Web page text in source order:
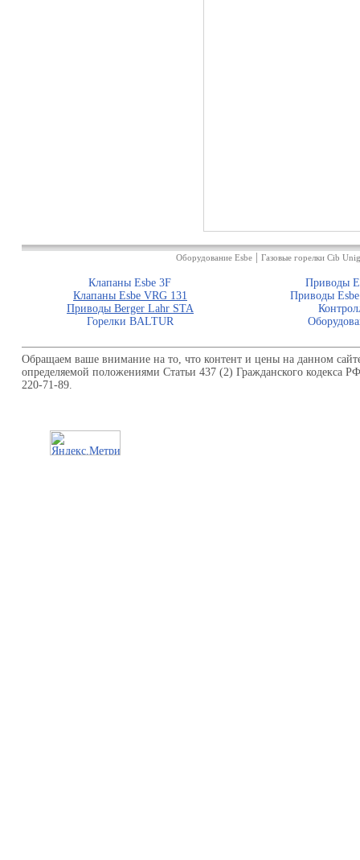
Оборудование Esbe Газовые горелки Cib
Клапаны Esbe 3F
Приводы
Клапаны Esbe VRG 131
Приводы
Приводы Berger Lahr STA
Горелки BALTUR
Обращаем ваше внимание на то, что контент и цены на данном
определяемой положениями Статьи 437 (2) Гражданского кодекса
220-71-89.